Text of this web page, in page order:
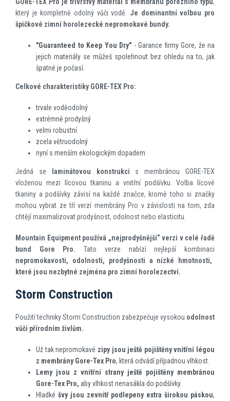
který je kompletně odolný vůči vodě.
Je dominantní volbou pro
špičkové zimní horolezecké nepromokavé bundy.
"Guaranteed to Keep You Dry" - Garance firmy Gore, že na
jejich materiály se můžeš spolehnout bez ohledu na to, jak
špatné je počasí.
Celkové charakteristiky GORE-TEX Pro:
trvale voděodolný
extrémně prodyšný
velmi robustní
zcela větruodolný
nyní s menším ekologickým dopadem
Jedná se laminátovou konstrukci s membránou GORE-TEX
vloženou mezi lícovou tkaninu a vnitřní podšívku. Volba lícové
tkaniny a podšívky závisí na každé značce, kromě toho si značky
mohou vybrat ze tří verzí membrány Pro v závislosti na tom, zda
chtějí maximalizovat prodyšnost, odolnost nebo elasticitu.
Mountain Equipment používá „nejprodyšnější“ verzi v celé řadě
bund Gore Pro. Tato verze nabízí nejlepší kombinaci
nepromokavosti, odolnosti, prodyšnosti a nízké hmotnosti,
které jsou nezbytné zejména pro zimní horolezectví.
Storm Construction
Použití techniky Storm Construction zabezpečuje vysokou odolnost
vůči přírodním živlům.
Už tak nepromokavé zipy jsou ještě pojištěny vnitřní légou
z membrány Gore-Tex Pro, která odvádí případnou vlhkost.
Lemy jsou z vnitřní strany ještě pojištěny membránou
Gore-Tex Pro, aby vlhkost nenasákla do podšívky.
Hladké švy jsou zevnitř podlepeny extra širokou páskou,